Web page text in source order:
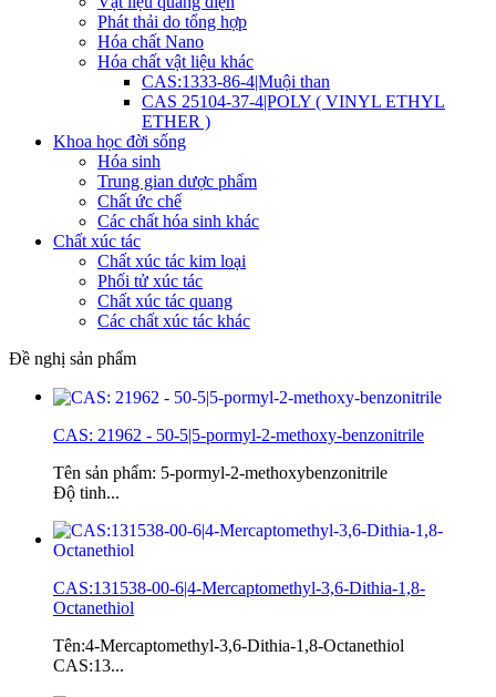
Phát thải do tổng hợp
Hóa chất Nano
Hóa chất vật liệu khác
CAS:1333-86-4|Muội than
CAS 25104-37-4|POLY ( VINYL ETHYL
ETHER )
Khoa học đời sống
Hóa sinh
Trung gian dược phẩm
Chất ức chế
Các chất hóa sinh khác
Chất xúc tác
Chất xúc tác kim loại
Phối tử xúc tác
Chất xúc tác quang
Các chất xúc tác khác
Đề nghị sản phẩm
CAS: 21962 - 50-5|5-pormyl-2-methoxy-benzonitrile
Tên sản phẩm: 5-pormyl-2-methoxybenzonitrile
Độ tinh...
CAS:131538-00-6|4-Mercaptomethyl-3,6-Dithia-1,8-
Octanethiol
Tên:4-Mercaptomethyl-3,6-Dithia-1,8-Octanethiol
CAS:13...